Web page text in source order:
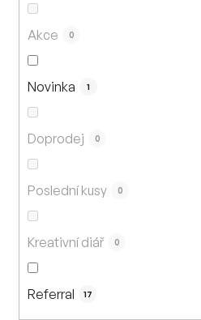
Akce 0
Novinka 1
Doprodej 0
Poslední kusy 0
Kreativní diář 0
Referral 17